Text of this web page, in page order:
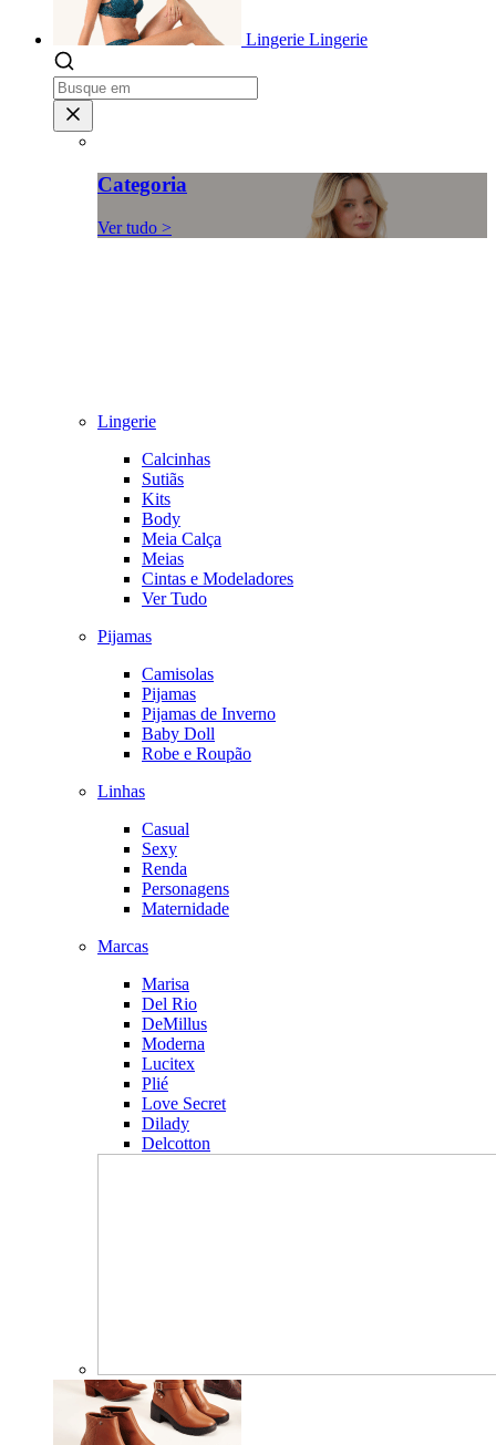
Lingerie Lingerie
Categoria
Ver tudo >
Lingerie
Calcinhas
Sutiãs
Kits
Body
Meia Calça
Meias
Cintas e Modeladores
Ver Tudo
Pijamas
Camisolas
Pijamas
Pijamas de Inverno
Baby Doll
Robe e Roupão
Linhas
Casual
Sexy
Renda
Personagens
Maternidade
Marcas
Marisa
Del Rio
DeMillus
Moderna
Lucitex
Plié
Love Secret
Dilady
Delcotton